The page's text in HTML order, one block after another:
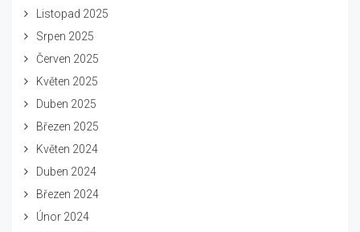
Listopad 2025
Srpen 2025
Červen 2025
Květen 2025
Duben 2025
Březen 2025
Květen 2024
Duben 2024
Březen 2024
Únor 2024